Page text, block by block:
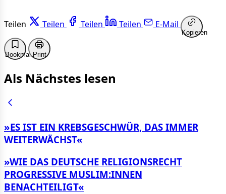
Teilen Teilen Teilen Teilen E-Mail
Kopieren
BookmarkPrint
Als Nächstes lesen
»ES IST EIN KREBS­GESCHWÜR, DAS IMMER
WEITER­WÄCHST«
»WIE DAS DEUT­SCHE RELIGIONS­RECHT
PROGRESSIVE MUSLIM:INNEN
BENACHTEILIGT«